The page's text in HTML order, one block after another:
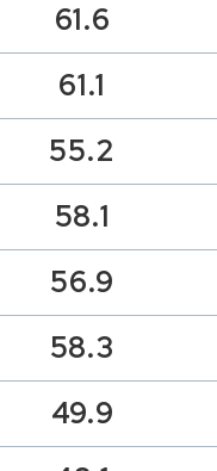
61.6
61.1
55.2
58.1
56.9
58.3
49.9